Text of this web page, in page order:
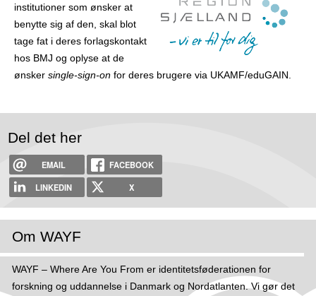
institutioner som ønsker at
benytte sig af den, skal blot
tage fat i deres forlags­kontakt
hos BMJ og oplyse at de
ønsker single-sign-on for deres brugere via UKAMF/eduGAIN.
Del det her
EMAIL
FACEBOOK
LINKEDIN
X
Om WAYF
WAYF – Where Are You From er identitetsføderationen for
forskning og uddannelse i Danmark og Nordatlanten. Vi gør det